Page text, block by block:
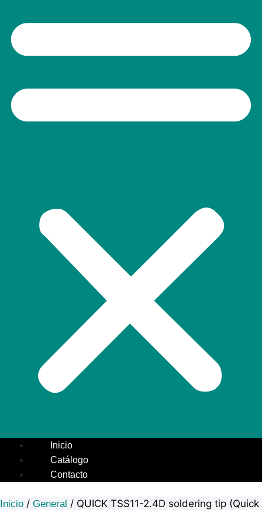
Inicio
Catálogo
Contacto
Inicio / General / QUICK TSS11-2.4D soldering tip (Quick